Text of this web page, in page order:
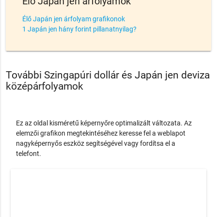
Élő Japán jen árfolyam grafikonok
1 Japán jen hány forint pillanatnyilag?
További Szingapúri dollár és Japán jen deviza
középárfolyamok
Ez az oldal kisméretű képernyőre optimalizált változata. Az
elemzői grafikon megtekintéséhez keresse fel a weblapot
nagyképernyős eszköz segítségével vagy fordítsa el a
telefont.